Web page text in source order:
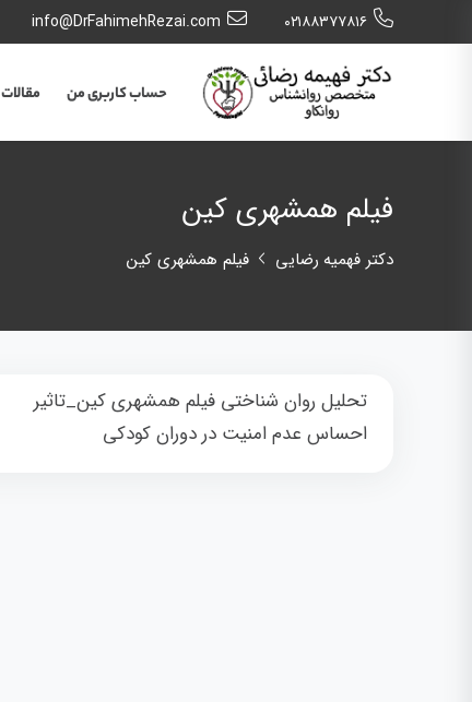
٠٢١٨٨٣٧٧٨١٦ info@DrFahimehRezai.com
حساب کاربری من مقالات
فیلم همشهری کین
دکتر فهمیه رضایی فیلم همشهری کین
تحلیل روان شناختی فیلم همشهری کین_تاثیر
احساس عدم امنیت در دوران کودکی